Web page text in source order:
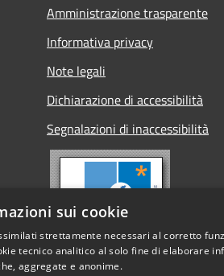
Amministrazione trasparente
Informativa privacy
Note legali
Dichiarazione di accessibilità
Segnalazioni di inaccessibilità
sui cookie
strettamente necessari al corretto
tecnico analitico al solo fine di elaborare
aggregate e anonime.